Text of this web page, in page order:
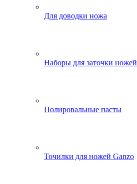
Для доводки ножа
Наборы для заточки ножей
Полировальные пасты
Точилки для ножей Ganzo